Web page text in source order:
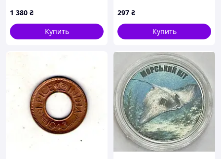
1 380 ₴
Купить
297 ₴
Купить